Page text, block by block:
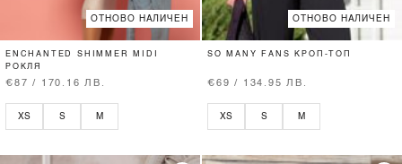
ОТНОВО НАЛИЧЕН
ENCHANTED SHIMMER MIDI
РОКЛЯ
€87 / 170.16 ЛВ.
XS S M
ОТНОВО НАЛИЧЕН
SO MANY FANS КРОП-ТОП
€69 / 134.95 ЛВ.
XS S M